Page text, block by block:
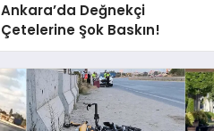
Ankara’da Değnekçi
Çetelerine Şok Baskın!